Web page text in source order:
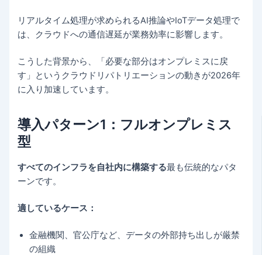
リアルタイム処理が求められるAI推論やIoTデータ処理で
は、クラウドへの通信遅延が業務効率に影響します。
こうした背景から、「必要な部分はオンプレミスに戻
す」というクラウドリパトリエーションの動きが2026年
に入り加速しています。
導入パターン1：フルオンプレミス
型
すべてのインフラを自社内に構築する最も伝統的なパタ
ーンです。
適しているケース：
金融機関、官公庁など、データの外部持ち出しが厳禁
の組織